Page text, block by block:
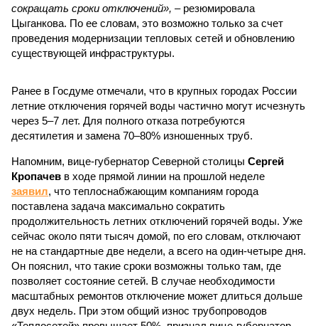
сокращать сроки отключений», – резюмировала
Цыганкова. По ее словам, это возможно только за счет
проведения модернизации тепловых сетей и обновлению
существующей инфраструктуры.
Ранее в Госдуме отмечали, что в крупных городах России
летние отключения горячей воды частично могут исчезнуть
через 5–7 лет. Для полного отказа потребуются
десятилетия и замена 70–80% изношенных труб.
Напомним, вице-губернатор Северной столицы Сергей
Кропачев в ходе прямой линии на прошлой неделе
заявил, что теплоснабжающим компаниям города
поставлена задача максимально сократить
продолжительность летних отключений горячей воды. Уже
сейчас около пяти тысяч домой, по его словам, отключают
не на стандартные две недели, а всего на один-четыре дня.
Он пояснил, что такие сроки возможны только там, где
позволяет состояние сетей. В случае необходимости
масштабных ремонтов отключение может длиться дольше
двух недель. При этом общий износ трубопроводов